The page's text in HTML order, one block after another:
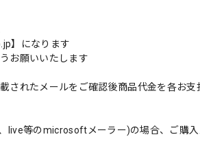
】になります
お願いいたします
されたメールをご確認後商品代金を各お
live等のmicrosoftメーラー)の場合、ご購